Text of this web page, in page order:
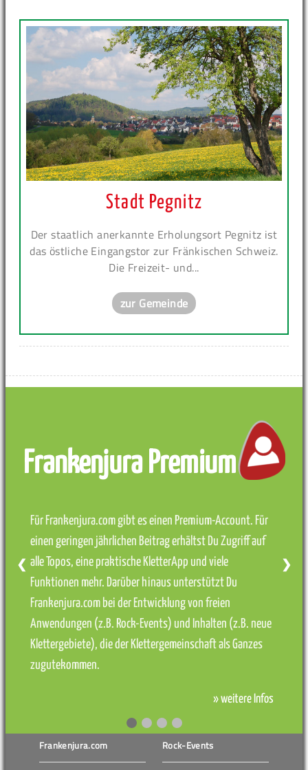
Stadt Pegnitz
Der staatlich anerkannte Erholungsort Pegnitz ist
das östliche Eingangstor zur Fränkischen Schweiz.
Die Freizeit- und...
zur Gemeinde
Frankenjura Premium
Für Frankenjura.com gibt es einen Premium-Account. Für
einen geringen jährlichen Beitrag erhältst Du Zugriff auf
alle Topos, eine praktische KletterApp und viele
Funktionen mehr. Darüber hinaus unterstützt Du
Frankenjura.com bei der Entwicklung von freien
Anwendungen (z.B. Rock-Events) und Inhalten (z.B. neue
Klettergebiete), die der Klettergemeinschaft als Ganzes
zugutekommen.
» weitere Infos
❮ ❯
Frankenjura.com Rock-Events